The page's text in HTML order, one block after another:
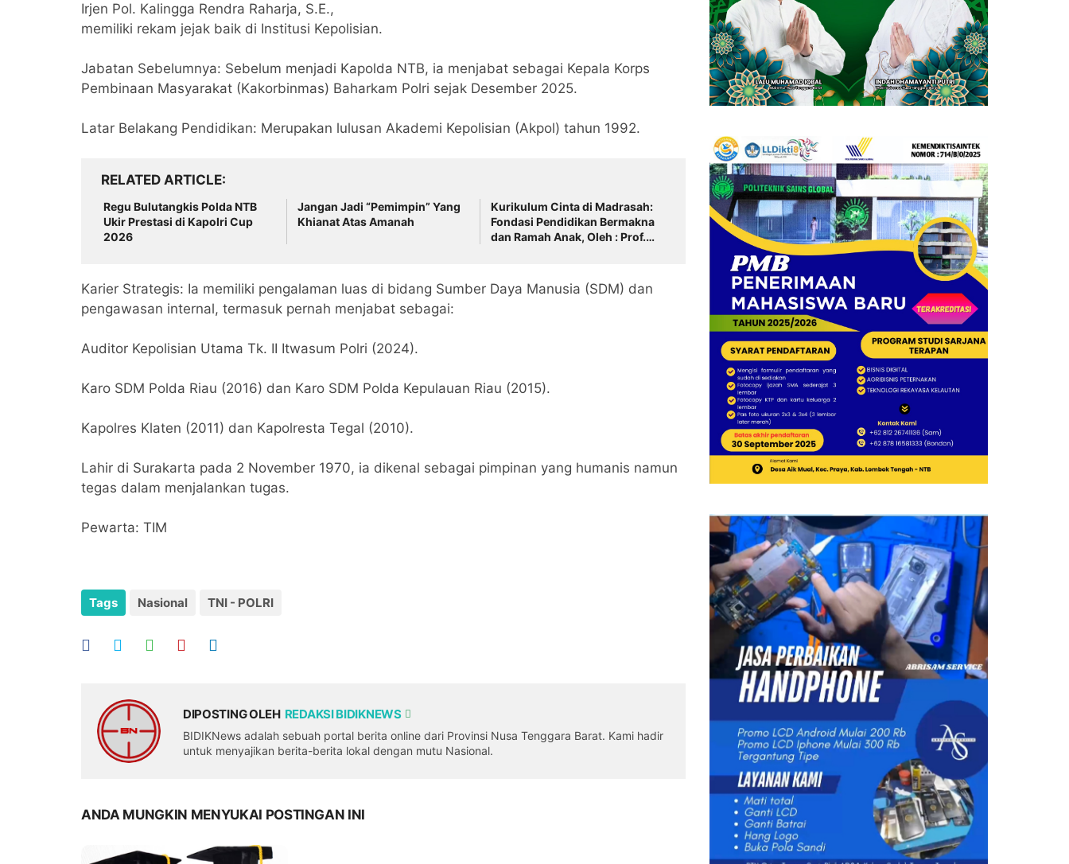
‎Irjen Pol. Kalingga Rendra Raharja, S.E.,
‎memiliki rekam jejak baik di Institusi Kepolisian.
‎Jabatan Sebelumnya: Sebelum menjadi Kapolda NTB, ia menjabat sebagai Kepala Korps
Pembinaan Masyarakat (Kakorbinmas) Baharkam Polri sejak Desember 2025.
‎Latar Belakang Pendidikan: Merupakan lulusan Akademi Kepolisian (Akpol) tahun 1992.
RELATED ARTICLE
‎Regu Bulutangkis Polda NTB
Ukir Prestasi di Kapolri Cup
2026 ‎
Jangan Jadi “Pemimpin” Yang
Khianat Atas Amanah
Kurikulum Cinta di Madrasah:
Fondasi Pendidikan Bermakna
dan Ramah Anak, Oleh : Prof.
‎Karier Strategis: Ia memiliki pengalaman luas di bidang Sumber Daya Manusia (SDM) dan
pengawasan internal, termasuk pernah menjabat sebagai:
‎Auditor Kepolisian Utama Tk. II Itwasum Polri (2024).
‎Karo SDM Polda Riau (2016) dan Karo SDM Polda Kepulauan Riau (2015).
‎Kapolres Klaten (2011) dan Kapolresta Tegal (2010).
‎Lahir di Surakarta pada 2 November 1970, ia dikenal sebagai pimpinan yang humanis namun
tegas dalam menjalankan tugas.
‎Pewarta: TIM
Tags Nasional TNI - POLRI
DIPOSTING OLEH REDAKSI BIDIKNEWS
BIDIKNews adalah sebuah portal berita online dari Provinsi Nusa Tenggara Barat. Kami hadir
untuk menyajikan berita-berita lokal dengan mutu Nasional.
ANDA MUNGKIN MENYUKAI POSTINGAN INI